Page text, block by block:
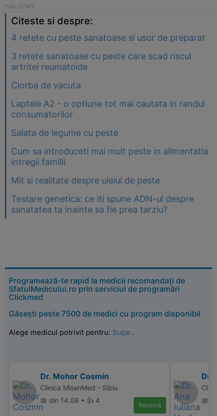
Citeste si despre:
4 retete cu peste sanatoase si usor de preparat
3 retete sanatoase cu peste care scad riscul
artritei reumatoide
Ciorba de vacuta
Laptele A2 - o optiune tot mai cautata in randul
consumatorilor
Salata de legume cu peste
Cum sa introduceti mai mult peste in alimentatia
intregii familii
Mit si realitate despre uleiul de peste
Testare genetica: ce iti spune ADN-ul despre
sanatatea ta inainte sa fie prea tarziu?
Programează-te rapid la medicii recomandați de
SfatulMedicului.ro prin serviciul de programări
Clickmed
Găsești peste 7500 de medici cu program disponibil
Alege medicul potrivit pentru: Supe .
Dr. Mohor Cosmin
Clinica MisanMed - Sibiu
📅 din 14.08 • 👍 4
Rezervă
Dr.
📅